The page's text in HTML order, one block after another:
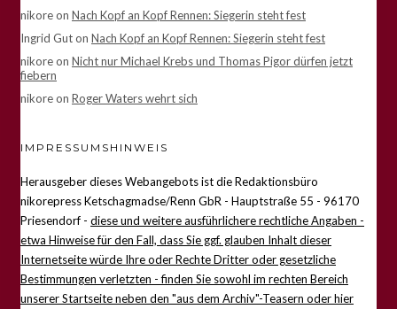
nikoreon Nach Kopf an Kopf Rennen: Siegerin steht fest
Ingrid Guton Nach Kopf an Kopf Rennen: Siegerin steht fest
nikoreon Nicht nur Michael Krebs und Thomas Pigor dürfen jetzt
fiebern
nikoreon Roger Waters wehrt sich
IMPRESSUMSHINWEIS
Herausgeber dieses Webangebots ist die Redaktionsbüro
nikorepress Ketschagmadse/Renn GbR - Hauptstraße 55 - 96170
Priesendorf - diese und weitere ausführlichere rechtliche Angaben -
etwa Hinweise für den Fall, dass Sie ggf. glauben Inhalt dieser
Internetseite würde Ihre oder Rechte Dritter oder gesetzliche
Bestimmungen verletzten - finden Sie sowohl im rechten Bereich
unserer Startseite neben den "aus dem Archiv"-Teasern oder hier